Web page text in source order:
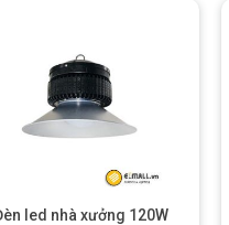
led nhà xưởng 120W